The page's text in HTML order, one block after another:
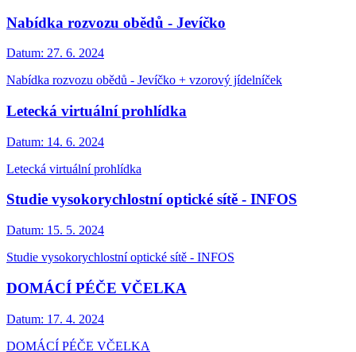
Nabídka rozvozu obědů - Jevíčko
Datum: 27. 6. 2024
Nabídka rozvozu obědů - Jevíčko + vzorový jídelníček
Letecká virtuální prohlídka
Datum: 14. 6. 2024
Letecká virtuální prohlídka
Studie vysokorychlostní optické sítě - INFOS
Datum: 15. 5. 2024
Studie vysokorychlostní optické sítě - INFOS
DOMÁCÍ PÉČE VČELKA
Datum: 17. 4. 2024
DOMÁCÍ PÉČE VČELKA